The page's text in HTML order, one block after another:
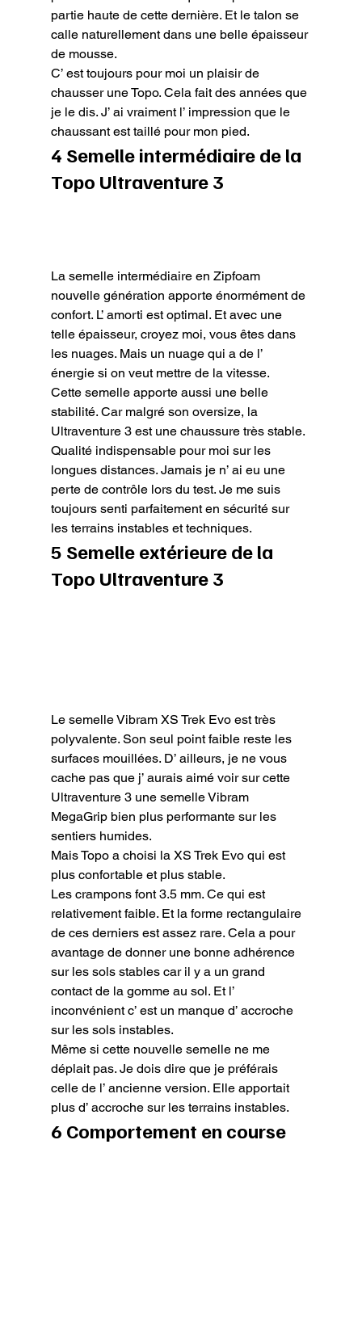
partie haute de cette dernière. Et le talon se
calle naturellement dans une belle épaisseur
de mousse.
C’ est toujours pour moi un plaisir de
chausser une Topo. Cela fait des années que
je le dis. J’ ai vraiment l’ impression que le
chaussant est taillé pour mon pied.
4 Semelle intermédiaire de la
Topo Ultraventure 3
La semelle intermédiaire en Zipfoam
nouvelle génération apporte énormément de
confort. L’ amorti est optimal. Et avec une
telle épaisseur, croyez moi, vous êtes dans
les nuages. Mais un nuage qui a de l’
énergie si on veut mettre de la vitesse.
Cette semelle apporte aussi une belle
stabilité. Car malgré son oversize, la
Ultraventure 3 est une chaussure très stable.
Qualité indispensable pour moi sur les
longues distances. Jamais je n’ ai eu une
perte de contrôle lors du test. Je me suis
toujours senti parfaitement en sécurité sur
les terrains instables et techniques.
5 Semelle extérieure de la
Topo Ultraventure 3
Le semelle Vibram XS Trek Evo est très
polyvalente. Son seul point faible reste les
surfaces mouillées. D’ ailleurs, je ne vous
cache pas que j’ aurais aimé voir sur cette
Ultraventure 3 une semelle Vibram
MegaGrip bien plus performante sur les
sentiers humides.
Mais Topo a choisi la XS Trek Evo qui est
plus confortable et plus stable.
Les crampons font 3.5 mm. Ce qui est
relativement faible. Et la forme rectangulaire
de ces derniers est assez rare. Cela a pour
avantage de donner une bonne adhérence
sur les sols stables car il y a un grand
contact de la gomme au sol. Et l’
inconvénient c’ est un manque d’ accroche
sur les sols instables.
Même si cette nouvelle semelle ne me
déplait pas. Je dois dire que je préférais
celle de l’ ancienne version. Elle apportait
plus d’ accroche sur les terrains instables.
6 Comportement en course